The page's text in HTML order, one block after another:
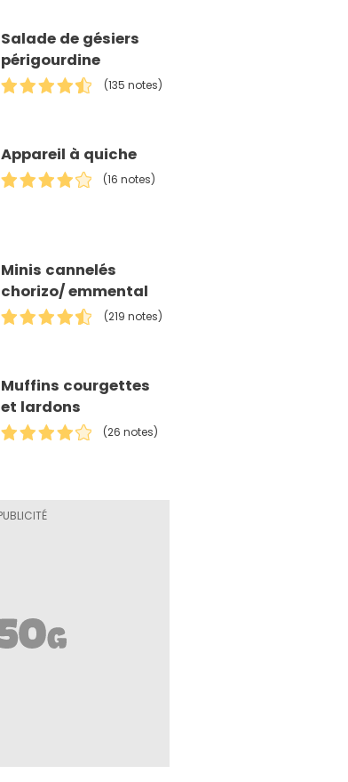
Salade de gésiers
périgourdine
(135 notes)
Appareil à quiche
(16 notes)
Minis cannelés
chorizo/ emmental
(219 notes)
Muffins courgettes
et lardons
(26 notes)